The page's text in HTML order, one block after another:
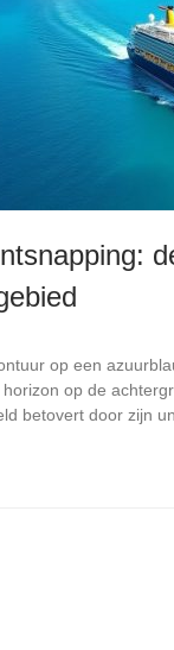
op een
op de
betovert door zijn